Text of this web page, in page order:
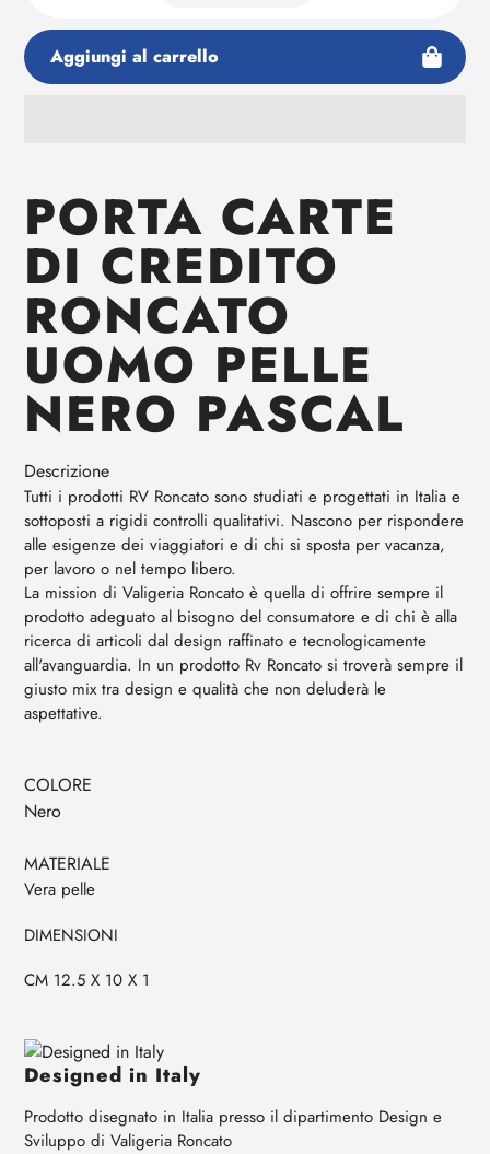
Aggiungi al carrello
prodotto
tuo
carrello
PORTA CARTE
DI CREDITO
RONCATO
UOMO PELLE
NERO PASCAL
Descrizione
Tutti i prodotti RV Roncato sono studiati e progettati in Italia e
sottoposti a rigidi controlli qualitativi. Nascono per rispondere
alle esigenze dei viaggiatori e di chi si sposta per vacanza,
per lavoro o nel tempo libero.
La mission di Valigeria Roncato è quella di offrire sempre il
prodotto adeguato al bisogno del consumatore e di chi è alla
ricerca di articoli dal design raffinato e tecnologicamente
all'avanguardia. In un prodotto Rv Roncato si troverà sempre il
giusto mix tra design e qualità che non deluderà le
aspettative.
COLORE
Nero
MATERIALE
Vera pelle
DIMENSIONI
CM 12.5 X 10 X 1
Designed in Italy
Prodotto disegnato in Italia presso il dipartimento Design e
Sviluppo di Valigeria Roncato